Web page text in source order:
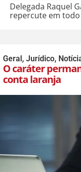
Delegada Raquel
repercute em
Geral, Jurídico,
O caráter
conta laranja